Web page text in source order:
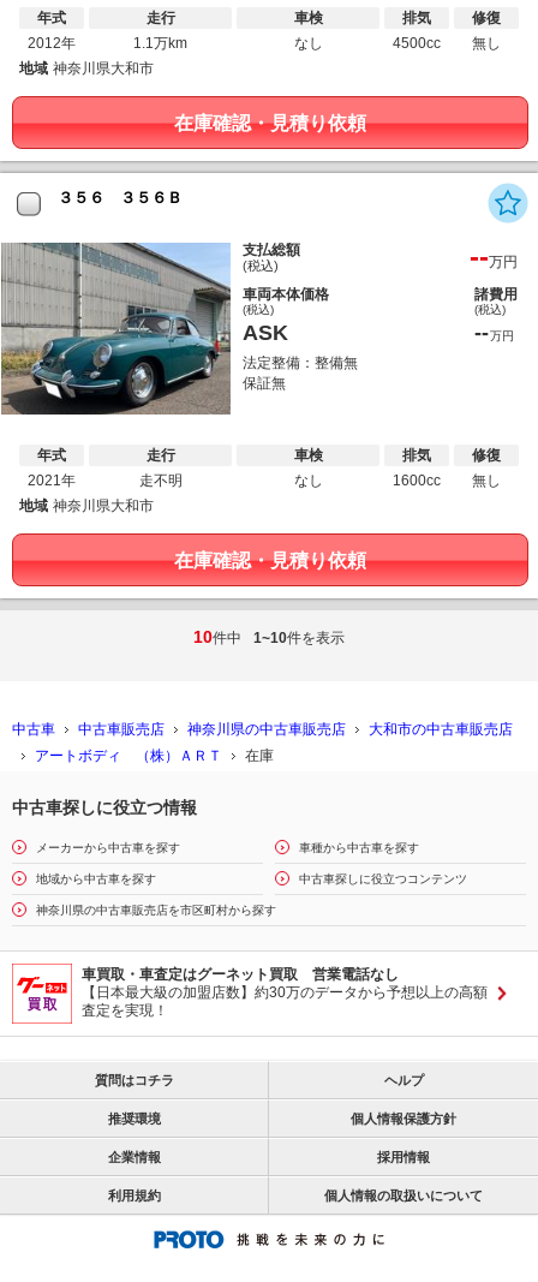
年式
2012年
走行
1.1万km
車検
なし
排気
4500cc
修復
無し
地域 神奈川県大和市
在庫確認・見積り依頼
３５６ ３５６Ｂ
支払総額
(税込) --万円
車両本体価格
(税込)
ASK
諸費用
(税込)
--万円
法定整備：整備無
保証無
年式
2021年
走行
走不明
車検
なし
排気
1600cc
修復
無し
地域 神奈川県大和市
在庫確認・見積り依頼
10件中 1~10件を表示
中古車 中古車販売店 神奈川県の中古車販売店
大和市の中古車販売店
アートボディ （株）ＡＲＴ
在庫
中古車探しに役立つ情報
メーカーから中古車を探す 車種から中古車を探す
地域から中古車を探す 中古車探しに役立つコンテンツ
神奈川県の中古車販売店を市区町村から探す
車買取・車査定はグーネット買取 営業電話なし
【日本最大級の加盟店数】約30万のデータから予想以上の高額
査定を実現！
質問はコチラ ヘルプ
推奨環境 個人情報保護方針
企業情報 採用情報
利用規約 個人情報の取扱いについて